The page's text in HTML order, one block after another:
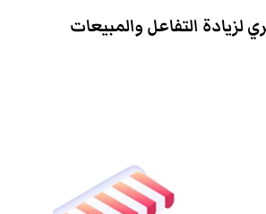
التفاعل والمبيعات